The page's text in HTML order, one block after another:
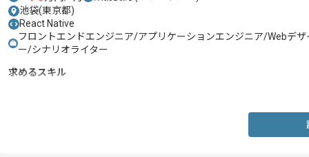
池袋(東京都)
React Native
フロントエンドエンジニア/アプリケーションエンジニア/Webデ
ー/シナリオライター
求めるスキル